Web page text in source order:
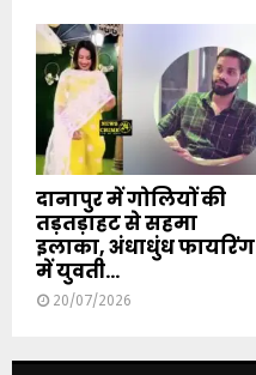
दानापुर में गोलियों की
तड़तड़ाहट से सहमा
इलाका, अंधाधुंध फायरिंग
में युवती...
20/07/2026